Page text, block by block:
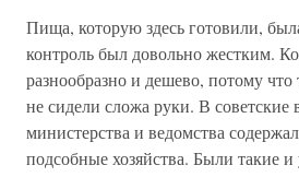
Пища, которую здесь готовили,
контроль был довольно жестким.
разнообразно и дешево, потому что
не сидели сложа руки. В советские
министерства и ведомства
подсобные хозяйства. Были такие